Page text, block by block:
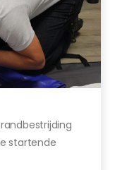
startende